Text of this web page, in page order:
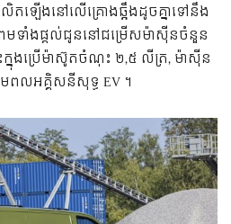
លិតឡើងនៅលើគ្រោងឆ្អឹងដូចគ្នាទៅនឹង
ព្រមទាំងផ្តល់ជូននៅជម្រើសម៉ាស៊ីនចំនួន
នុងប្រើម៉ាស៊ូតចំណុះ ២,៥ លីត្រ, ម៉ាស៊ីន
មពលអគ្គិសនីសុទ្ធ EV ។